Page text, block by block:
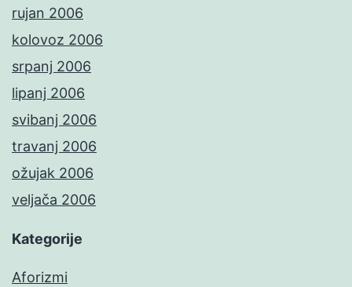
rujan 2006
kolovoz 2006
srpanj 2006
lipanj 2006
svibanj 2006
travanj 2006
ožujak 2006
veljača 2006
Kategorije
Aforizmi